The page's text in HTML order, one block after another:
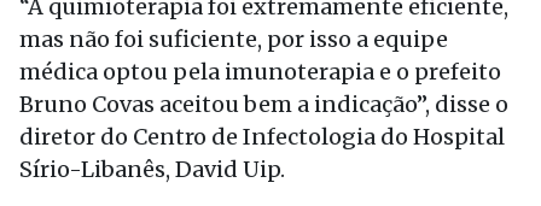
“A quimioterapia foi extremamente eficiente,
mas não foi suficiente, por isso a equipe
médica optou pela imunoterapia e o prefeito
Bruno Covas aceitou bem a indicação”, disse o
diretor do Centro de Infectologia do Hospital
Sírio-Libanês, David Uip.